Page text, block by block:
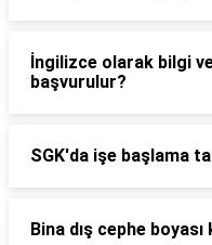
İngilizce olarak bilgi
başvurulur?
SGK'da işe başlama
Bina dış cephe boyası